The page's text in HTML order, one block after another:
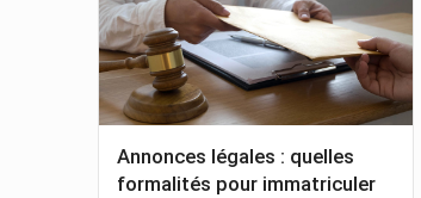
Annonces légales : quelles
formalités pour immatriculer